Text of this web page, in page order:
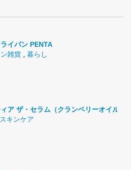
イパン PENTA
雑貨
暮らし
ア ザ・セラム（クランベリーオイル）
スキンケア